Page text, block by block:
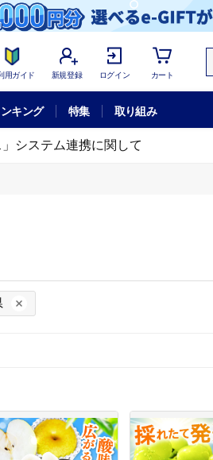
用ガイド 新規登録 ログイン カート
キング 特集 取り組み
」システム連携に関して